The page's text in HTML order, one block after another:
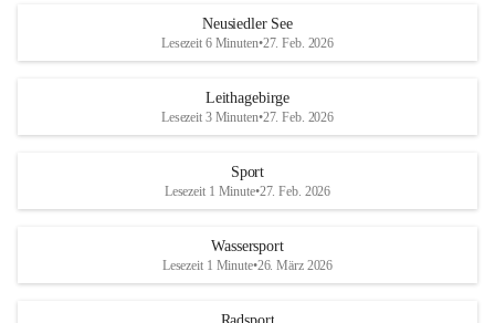
S
und den daraus folgenden wirtschaftlichen
Maßnahmen zur Bekämpfung
Rebe und der Amerikanischen
Anhang VBl. EU Nr. 18
1 Seite•1,4 MB
r
S
Neusiedler See
Lesezeit 6 Minuten•27. Feb. 2026
Leithagebirge
Lesezeit 3 Minuten•27. Feb. 2026
Sport
Lesezeit 1 Minute•27. Feb. 2026
Wassersport
Lesezeit 1 Minute•26. März 2026